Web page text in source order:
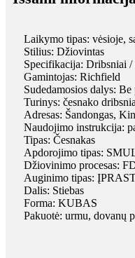
Laikymo tipas: vėsioje,
Stilius: Džiovintas
Specifikacija: Dribsniai
Gamintojas: Richfield
Sudedamosios dalys:
Turinys: česnako
Adresas: Šandongas,
Naudojimo instrukcija:
Tipas: Česnakas
Apdorojimo tipas:
Džiovinimo procesas:
Auginimo tipas:
Dalis: Stiebas
Forma: KUBAS
Pakuotė: urmu, dovanų